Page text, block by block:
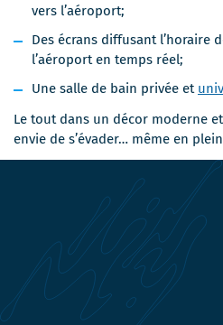
vers l’aéroport;
Des écrans diffusant l’horaire
l’aéroport en temps réel;
Une salle de bain privée et
Le tout dans un décor moderne
envie de s’évader… même en